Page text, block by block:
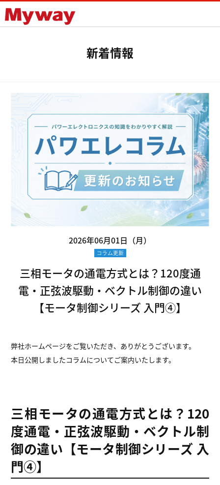
新着情報
2026年06月01日（月）
コラム更新
三相モータの通電方式とは？120度通
電・正弦波駆動・ベクトル制御の違い
【モータ制御シリーズ 入門④】
弊社ホームページをご覧いただき、ありがとうございます。
本日公開しましたコラムについてご案内いたします。
三相モータの通電方式とは？120
度通電・正弦波駆動・ベクトル制
御の違い【モータ制御シリーズ 入
門④】